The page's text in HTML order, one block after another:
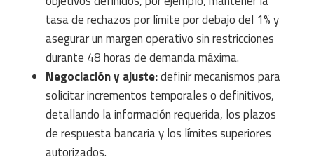
tasa de rechazos por límite por debajo del 1% y
asegurar un margen operativo sin restricciones
durante 48 horas de demanda máxima.
Negociación y ajuste:definir mecanismos para
solicitar incrementos temporales o definitivos,
detallando la información requerida, los plazos
de respuesta bancaria y los límites superiores
autorizados.